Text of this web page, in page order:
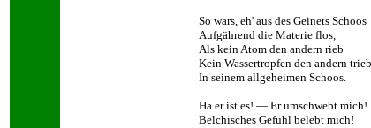
So wars, eh' aus des Geinets Schoos
Aufgährend die Materie flos,
Als kein Atom den andern rieb
Kein Wassertropfen den andern trieb
In seinem allgeheimen Schoos.
Ha er ist es! — Er umschwebt mich!
Belchisches Gefühl belebt mich!